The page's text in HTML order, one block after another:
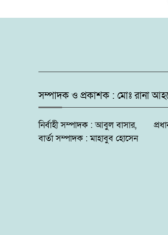
সম্পাদক ও প্রকাশক : মোঃ রানা
নির্বাহী সম্পাদক : আবুল বাসার,
বার্তা সম্পাদক : মাহাবুব হোসেন